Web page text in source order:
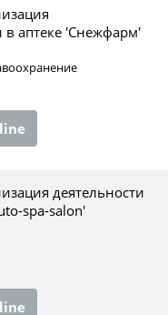
в аптеке 'Снежфарм'
деятельности
spa-salon'